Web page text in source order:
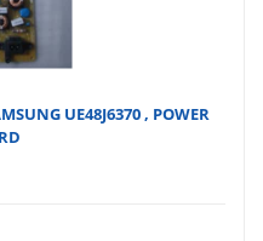
UE48J6370 , POWER